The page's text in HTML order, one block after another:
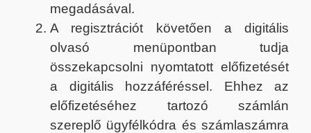
megadásával.
A regisztrációt követően a digitális
olvasó menüpontban tudja
összekapcsolni nyomtatott előfizetését
a digitális hozzáféréssel. Ehhez az
előfizetéséhez tartozó számlán
szereplő ügyfélkódra és számlaszámra